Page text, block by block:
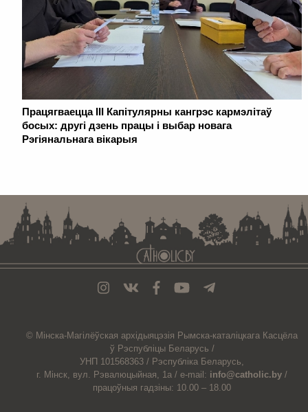
Працягваецца III Капітулярны кангрэс кармэлітаў
босых: другі дзень працы і выбар новага
Рэгіянальнага вікарыя
© Мiнска-Магiлёўская архiдыяцэзiя Рымска-каталіцкага Касцёла
ў Рэспубліцы Беларусь /
УНП 101568363 / Рэспубліка Беларусь,
г. Мінск, вул. Рэвалюцыйная, 1а / e-mail: info@catholic.by /
працоўныя гадзіны: 10.00 – 18.00